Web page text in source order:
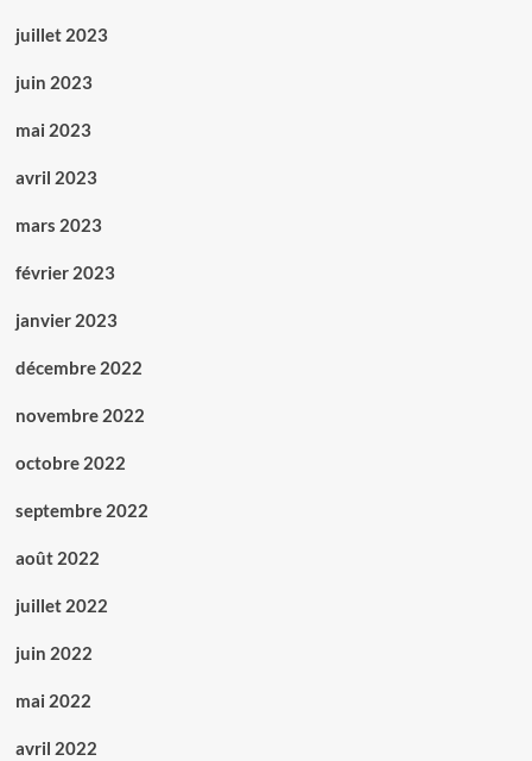
juillet 2023
juin 2023
mai 2023
avril 2023
mars 2023
février 2023
janvier 2023
décembre 2022
novembre 2022
octobre 2022
septembre 2022
août 2022
juillet 2022
juin 2022
mai 2022
avril 2022